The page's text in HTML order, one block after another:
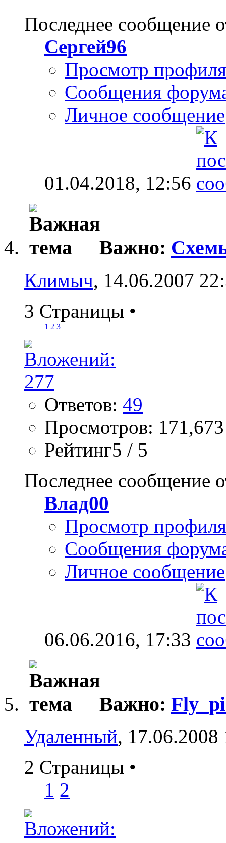
Последнее сообщение
Сергей96
Просмотр профиля
Сообщения
Личное сообщение
01.04.2018, 12:56
Важно:
Климыч, 14.06.2007
3 Страницы •
1 2 3
Ответов: 49
Просмотров: 171,673
Рейтинг5 / 5
Последнее сообщение
Влад00
Просмотр профиля
Сообщения
Личное сообщение
06.06.2016, 17:33
Важно:
Удаленный, 17.06.2008
2 Страницы •
1 2